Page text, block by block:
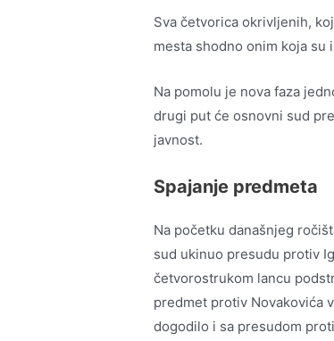
Sva četvorica okrivljenih,
mesta shodno onim koja su
Na pomolu je nova faza
drugi put će osnovni sud
javnost.
Spajanje predmeta
Na početku današnjeg
sud ukinuo presudu protiv
četvorostrukom lancu
predmet protiv Novakovića
dogodilo i sa presudom